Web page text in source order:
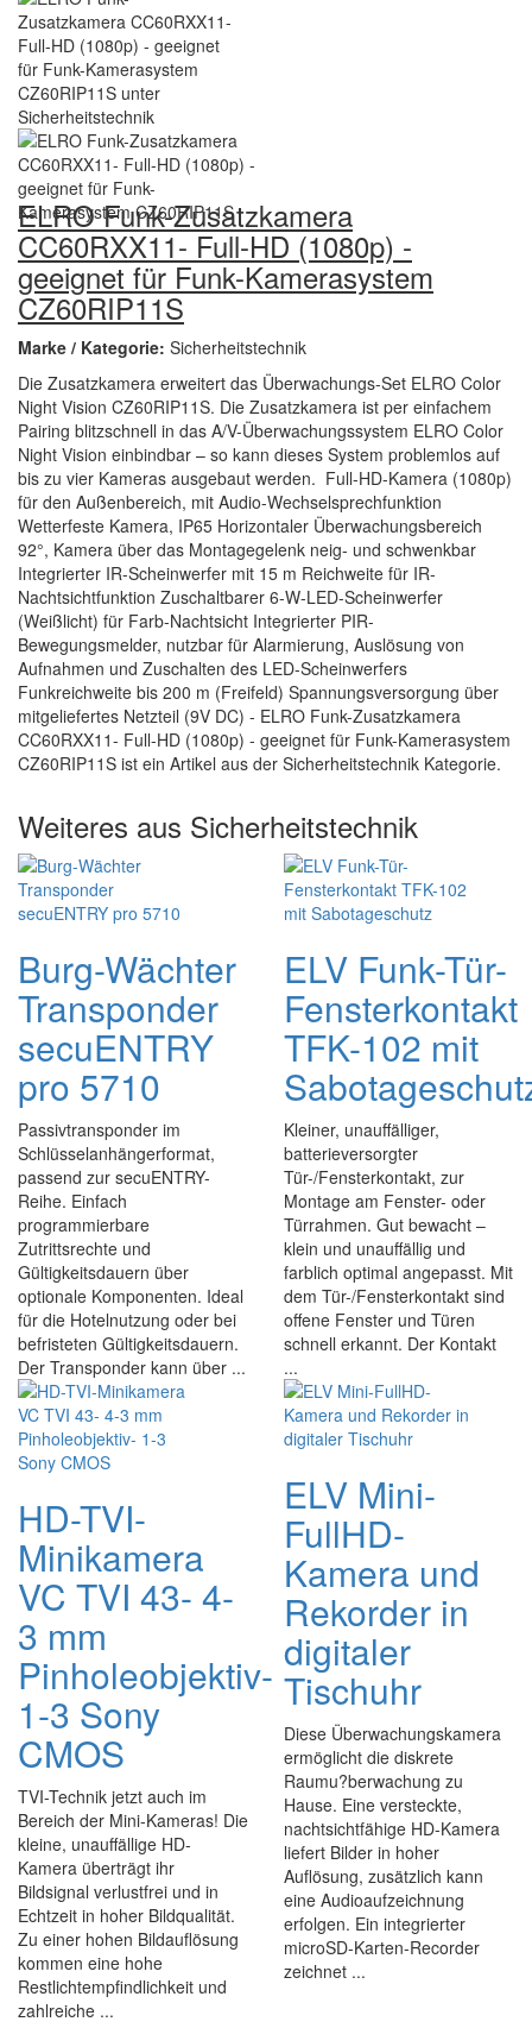
ELRO Funk-Zusatzkamera
CC60RXX11- Full-HD (1080p) -
geeignet für Funk-Kamerasystem
CZ60RIP11S
Marke / Kategorie: Sicherheitstechnik
Die Zusatzkamera erweitert das Überwachungs-Set ELRO Color
Night Vision CZ60RIP11S. Die Zusatzkamera ist per einfachem
Pairing blitzschnell in das A/V-Überwachungssystem ELRO Color
Night Vision einbindbar – so kann dieses System problemlos auf
bis zu vier Kameras ausgebaut werden. Full-HD-Kamera (1080p)
für den Außenbereich, mit Audio-Wechselsprechfunktion
Wetterfeste Kamera, IP65 Horizontaler Überwachungsbereich
92°, Kamera über das Montagegelenk neig- und schwenkbar
Integrierter IR-Scheinwerfer mit 15 m Reichweite für IR-
Nachtsichtfunktion Zuschaltbarer 6-W-LED-Scheinwerfer
(Weißlicht) für Farb-Nachtsicht Integrierter PIR-
Bewegungsmelder, nutzbar für Alarmierung, Auslösung von
Aufnahmen und Zuschalten des LED-Scheinwerfers
Funkreichweite bis 200 m (Freifeld) Spannungsversorgung über
mitgeliefertes Netzteil (9V DC) - ELRO Funk-Zusatzkamera
CC60RXX11- Full-HD (1080p) - geeignet für Funk-Kamerasystem
CZ60RIP11S ist ein Artikel aus der Sicherheitstechnik Kategorie.
Weiteres aus Sicherheitstechnik
Burg-Wächter
Transponder
secuENTRY
pro 5710
Passivtransponder im
Schlüsselanhängerformat,
passend zur secuENTRY-
Reihe. Einfach
programmierbare
Zutrittsrechte und
Gültigkeitsdauern über
optionale Komponenten. Ideal
für die Hotelnutzung oder bei
befristeten Gültigkeitsdauern.
Der Transponder kann über ...
ELV Funk-Tür-
Fensterkontakt
TFK-102 mit
Kleiner, unauffälliger,
batterieversorgter
Tür-/Fensterkontakt, zur
Montage am Fenster- oder
Türrahmen. Gut bewacht –
klein und unauffällig und
farblich optimal angepasst. Mit
dem Tür-/Fensterkontakt sind
offene Fenster und Türen
schnell erkannt. Der Kontakt
...
HD-TVI-
Minikamera
VC TVI 43- 4-
3 mm
Pinholeobjektiv-
1-3 Sony
CMOS
TVI-Technik jetzt auch im
Bereich der Mini-Kameras! Die
kleine, unauffällige HD-
Kamera überträgt ihr
Bildsignal verlustfrei und in
Echtzeit in hoher Bildqualität.
Zu einer hohen Bildauflösung
kommen eine hohe
Restlichtempfindlichkeit und
zahlreiche ...
ELV Mini-
FullHD-
Kamera und
Rekorder in
digitaler
Tischuhr
Diese Überwachungskamera
ermöglicht die diskrete
Raumu?berwachung zu
Hause. Eine versteckte,
nachtsichtfähige HD-Kamera
liefert Bilder in hoher
Auflösung, zusätzlich kann
eine Audioaufzeichnung
erfolgen. Ein integrierter
microSD-Karten-Recorder
zeichnet ...